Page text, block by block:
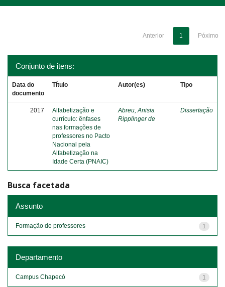
Anterior 1 Póximo
Conjunto de itens:
Data do
documento
Título Autor(es) Tipo
2017
Alfabetização e
currículo: ênfases
nas formações de
professores no Pacto
Nacional pela
Alfabetização na
Idade Certa (PNAIC)
Abreu, Anisia
Ripplinger de
Dissertação
Busca facetada
Assunto
1
Formação de professores
Departamento
1
Campus Chapecó